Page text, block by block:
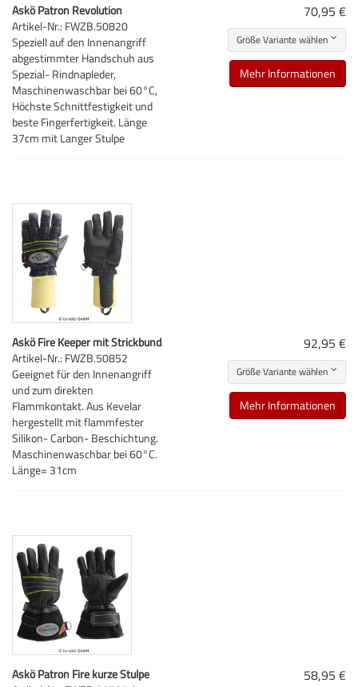
Askö Patron Revolution
Artikel-Nr.: FWZB.50820
Speziell auf den Innenangriff
abgestimmter Handschuh aus
Spezial- Rindnapleder,
Maschinenwaschbar bei 60°C,
Höchste Schnittfestigkeit und
beste Fingerfertigkeit. Länge
37cm mit Langer Stulpe
70,95 €
Größe Variante wählen
Mehr Informationen
Askö Fire Keeper mit Strickbund
Artikel-Nr.: FWZB.50852
Geeignet für den Innenangriff
und zum direkten
Flammkontakt. Aus Kevelar
hergestellt mit flammfester
Silikon- Carbon- Beschichtung.
Maschinenwaschbar bei 60°C.
Länge= 31cm
92,95 €
Größe Variante wählen
Mehr Informationen
Askö Patron Fire kurze Stulpe
58,95 €